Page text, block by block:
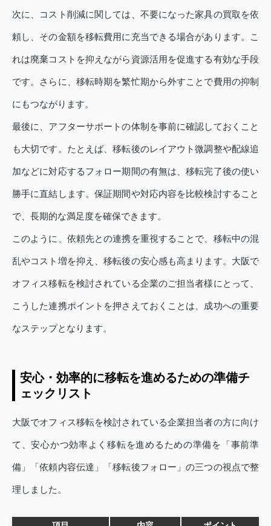
次に、コスト削減に関しては、不要になった家具の買取を依
頼し、その金額を移転費用に充当できる場合があります。こ
れは廃棄コストを抑えながら資源活用を促進する有効な手段
です。さらに、移転時期を繁忙期から外すことで費用の抑制
にもつながります。
最後に、アフターサポートの体制を事前に確認しておくこと
も大切です。たとえば、移転後のレイアウト微調整や配線追
加などに対応するフォロー期間の有無は、移転完了後の使い
勝手に直結します。保証期間や対応内容を比較検討すること
で、長期的な満足度を確保できます。
このように、依頼先との連携を重視することで、移転中の混
乱やコスト増を抑え、移転後の安心感も高まります。大阪で
オフィス移転を検討されている企業のご担当者様にとって、
こうした連携ポイントを押さえておくことは、成功への重要
なステップとなります。
安心・効率的に移転を進めるための準備チ
ェックリスト
大阪でオフィス移転を検討されている企業担当者の方に向け
て、安心かつ効率よく移転を進めるための準備を「事前準
備」「依頼内容伝達」「移転後フォロー」の三つの視点で整
理しました。